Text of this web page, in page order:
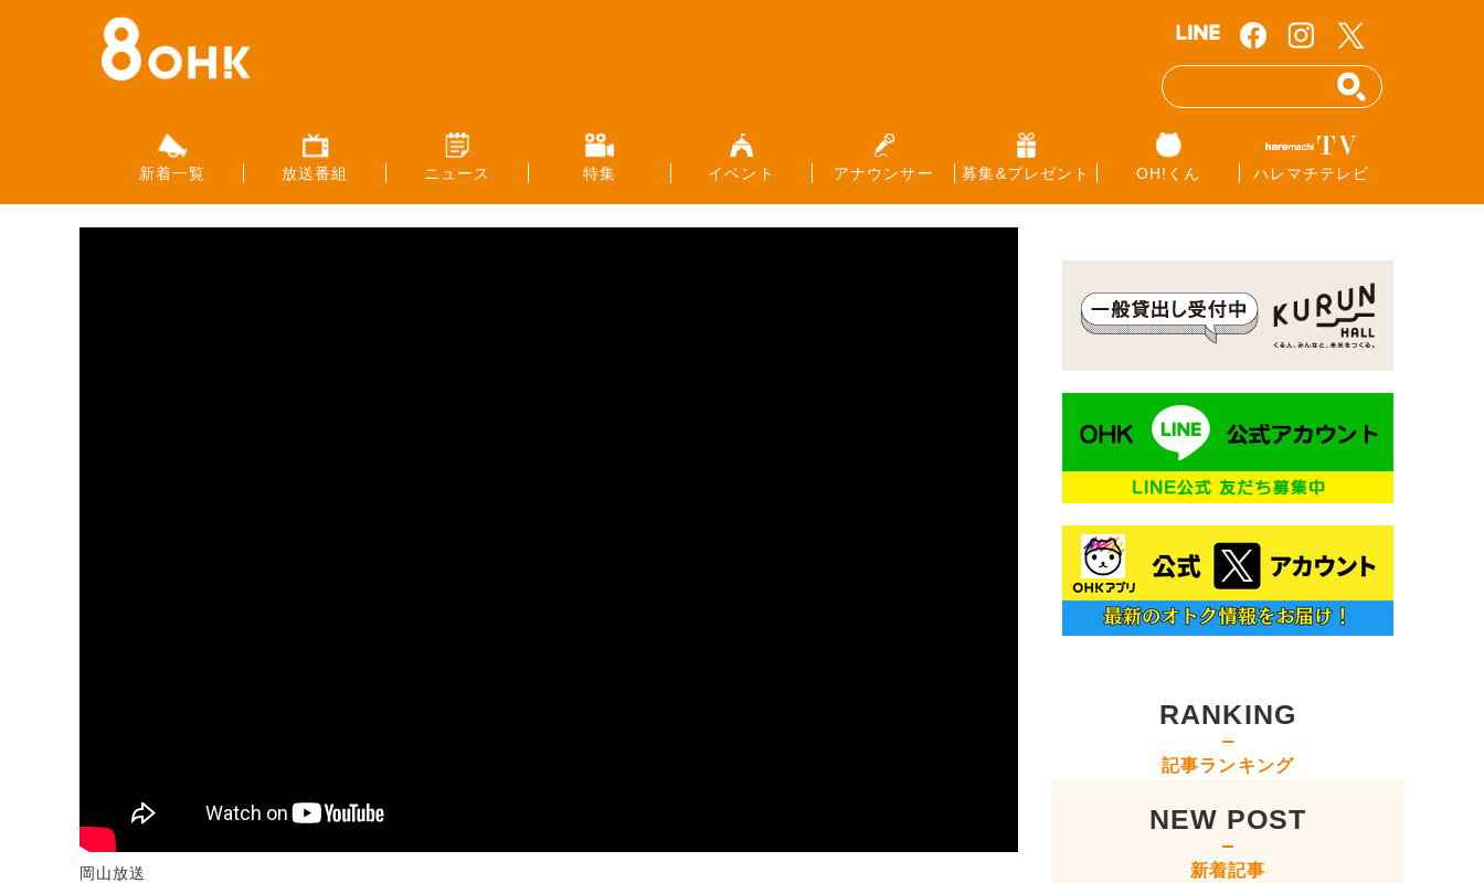
新着一覧 放送番組 ニュース 特集 イベント アナウンサー 募集&プレゼント OH!くん ハレマチテレビ
岡山放送
RANKING
記事ランキング
NEW POST
新着記事